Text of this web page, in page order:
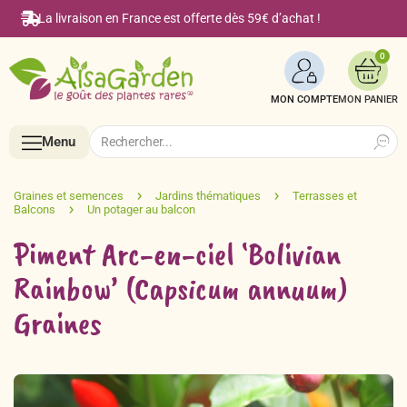
La livraison en France est offerte dès 59€ d’achat !
MON COMPTE
0
Menu
Menu
Accueil
Boutique en ligne
Semences BIO de A à Z
Le Blog Alsagarden
Search
for:
Piment Arc-en-ciel ‘Bolivian
Rainbow’ (Capsicum annuum)
Graines